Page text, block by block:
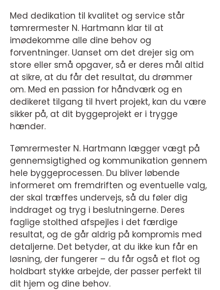
Med dedikation til kvalitet og service står
tømrermester N. Hartmann klar til at
imødekomme alle dine behov og
forventninger. Uanset om det drejer sig om
store eller små opgaver, så er deres mål altid
at sikre, at du får det resultat, du drømmer
om. Med en passion for håndværk og en
dedikeret tilgang til hvert projekt, kan du være
sikker på, at dit byggeprojekt er i trygge
hænder.
Tømrermester N. Hartmann lægger vægt på
gennemsigtighed og kommunikation gennem
hele byggeprocessen. Du bliver løbende
informeret om fremdriften og eventuelle valg,
der skal træffes undervejs, så du føler dig
inddraget og tryg i beslutningerne. Deres
faglige stolthed afspejles i det færdige
resultat, og de går aldrig på kompromis med
detaljerne. Det betyder, at du ikke kun får en
løsning, der fungerer – du får også et flot og
holdbart stykke arbejde, der passer perfekt til
dit hjem og dine behov.